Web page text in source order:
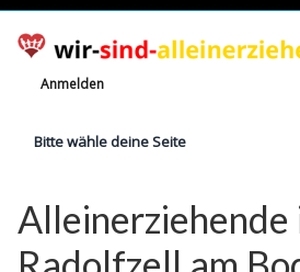
Anmelden
Bitte wähle deine Seite
Jetzt
Ratgeber
Alleinerziehende